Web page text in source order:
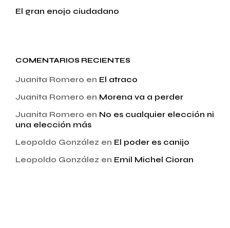
El gran enojo ciudadano
COMENTARIOS RECIENTES
Juanita Romero en El atraco
Juanita Romero en Morena va a perder
Juanita Romero en No es cualquier elección ni
una elección más
Leopoldo González en El poder es canijo
Leopoldo González en Emil Michel Cioran